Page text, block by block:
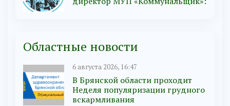
Областные новости
6 августа 2026, 16:47
В Брянской области проходит
Неделя популяризации грудного
вскармливания